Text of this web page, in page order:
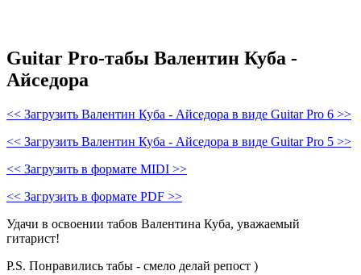
Guitar Pro-табы Валентин Куба -
Айседора
<< Загрузить Валентин Куба - Айседора в виде Guitar Pro 6 >>
<< Загрузить Валентин Куба - Айседора в виде Guitar Pro 5 >>
<< Загрузить в формате MIDI >>
<< Загрузить в формате PDF >>
Удачи в освоении табов Валентина Куба, уважаемый
гитарист!
P.S. Понравились табы - смело делай репост )